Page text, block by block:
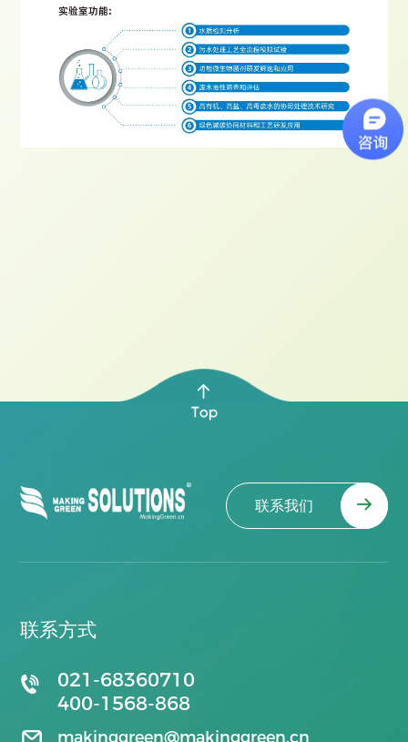
联系我们
联系方式
021-68360710
400-1568-868
makinggreen@makinggreen.cn